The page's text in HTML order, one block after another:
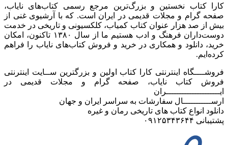
کارا کتاب نخستین و بزرگ‌ترین مرجع رسمی کتاب‌های نایاب،
صفحه گرام و مجلات قدیمی در ایران است. که با آرشیوی غنی از
بیش از صد هزار عنوان کتاب کمیاب، کلکسیونی و تاریخی در خدمت
دوست‌داران فرهنگ و ادب هستیم ما از سال ۱۳۸۰ تاکنون، امکان
خرید، دانلود و همکاری در خرید و فروش کتاب‌های نایاب را فراهم
کرده‌ایم.
فروشــــگاه اینترنتی کارا کتاب اولین و بزرگترین ســایت اینترنتی
فروش کتاب نایاب، صفحه گرام و مجلات قدیمی در
ایـــــــــــــــــــــران
ارســـــــــــال سفارشات به سراسر ایران و جهان
دانلود انواع کتاب های تاریخی رمان و غیره
پشتیبانی ۰۹۱۲۵۳۴۳۶۴۴